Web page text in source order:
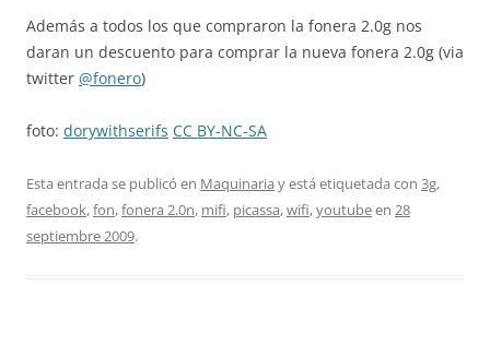
Además a todos los que compraron la fonera 2.0g nos
daran un descuento para comprar la nueva fonera 2.0g (via
twitter @fonero)
foto: dorywithserifs CC BY-NC-SA
Esta entrada se publicó en Maquinaria y está etiquetada con 3g,
facebook,fon,fonera 2.0n, mifi, picassa,wifi,youtubeen 28
septiembre 2009.